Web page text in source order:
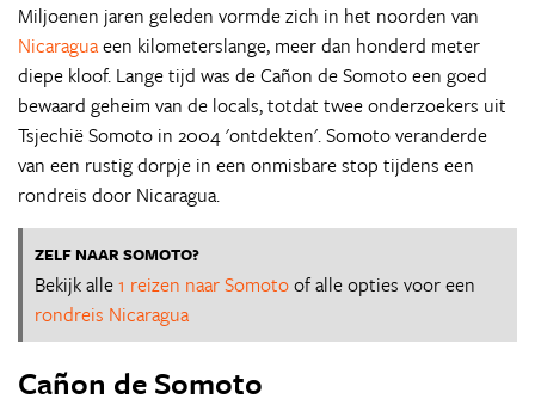
Miljoenen jaren geleden vormde zich in het noorden van
Nicaraguaeen kilometerslange, meer dan honderd meter
diepe kloof. Lange tijd was de Cañon de Somoto een goed
bewaard geheim van de locals, totdat twee onderzoekers uit
Tsjechië Somoto in 2004 'ontdekten'. Somoto veranderde
van een rustig dorpje in een onmisbare stop tijdens een
rondreis door Nicaragua.
ZELF NAAR SOMOTO?
Bekijk alle1 reizen naar Somotoof alle opties voor een
rondreis Nicaragua
Cañon de Somoto